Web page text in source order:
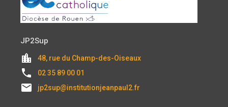
JP2Sup
location_city 48, rue du Champ-des-Oiseaux
local_phone 02 35 89 00 01
email jp2sup@institutionjeanpaul2.fr